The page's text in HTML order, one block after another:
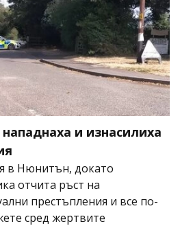
и изнасилиха
в Нюнитън, докато
отчита ръст на
престъпления и все по-
сред жертвите